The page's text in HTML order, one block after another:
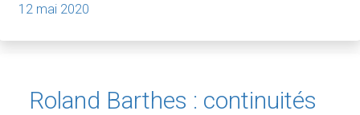
12 mai 2020
Roland Barthes : continuités